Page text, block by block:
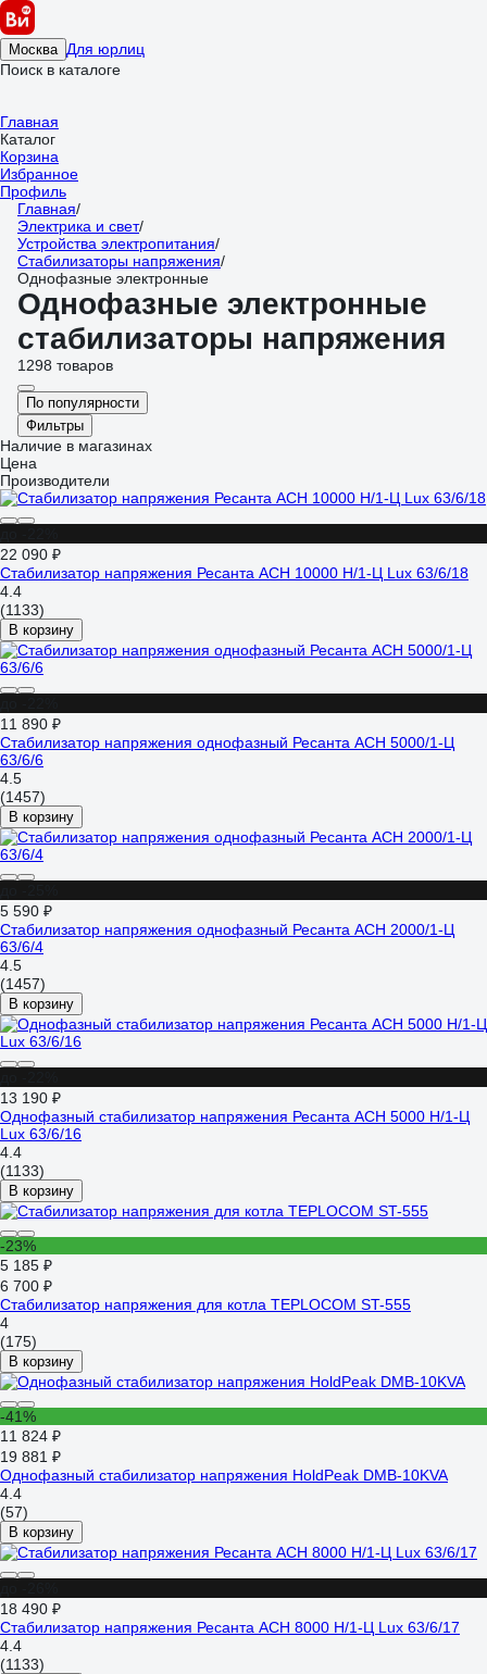
Москва Для юрлиц
Поиск в каталоге
Главная
Каталог
Корзина
Избранное
Профиль
Главная/
Электрика и свет/
Устройства электропитания/
Стабилизаторы напряжения/
Однофазные электронные
Однофазные электронные
стабилизаторы напряжения
1298 товаров
По популярности
Фильтры
Наличие в магазинах
Цена
Производители
22 090 ₽
Стабилизатор напряжения Ресанта АСН 10000 Н/1-Ц Lux 63/6/18
4.4
(1133)
В корзину
11 890 ₽
Стабилизатор напряжения однофазный Ресанта АСН 5000/1-Ц
63/6/6
4.5
(1457)
В корзину
5 590 ₽
Стабилизатор напряжения однофазный Ресанта АСН 2000/1-Ц
63/6/4
4.5
(1457)
В корзину
13 190 ₽
Однофазный стабилизатор напряжения Ресанта АСН 5000 Н/1-Ц
Lux 63/6/16
4.4
(1133)
В корзину
-23%
5 185 ₽
6 700 ₽
Стабилизатор напряжения для котла TEPLOCOM ST-555
4
(175)
В корзину
-41%
11 824 ₽
19 881 ₽
Однофазный стабилизатор напряжения HoldPeak DMB-10KVA
4.4
(57)
В корзину
18 490 ₽
Стабилизатор напряжения Ресанта АСН 8000 Н/1-Ц Lux 63/6/17
4.4
(1133)